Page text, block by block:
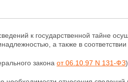
к государственной тайне
а также в
закона от 06.10.97 N 131-ФЗ)